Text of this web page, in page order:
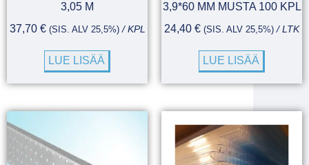
3,05 M
37,70 € (SIS. ALV 25,5%)/ KPL
LUE LISÄÄ
3,9*60 MM MUSTA 100 KPL
24,40 € (SIS. ALV 25,5%) / LTK
LUE LISÄÄ